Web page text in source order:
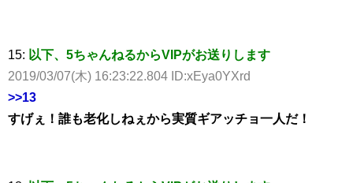
15: 以下、5ちゃんねるからVIPがお送りします
2019/03/07(木) 16:23:22.804 ID:xEya0YXrd
>>13
すげぇ！誰も老化しねぇから実質ギアッチョ一人だ！